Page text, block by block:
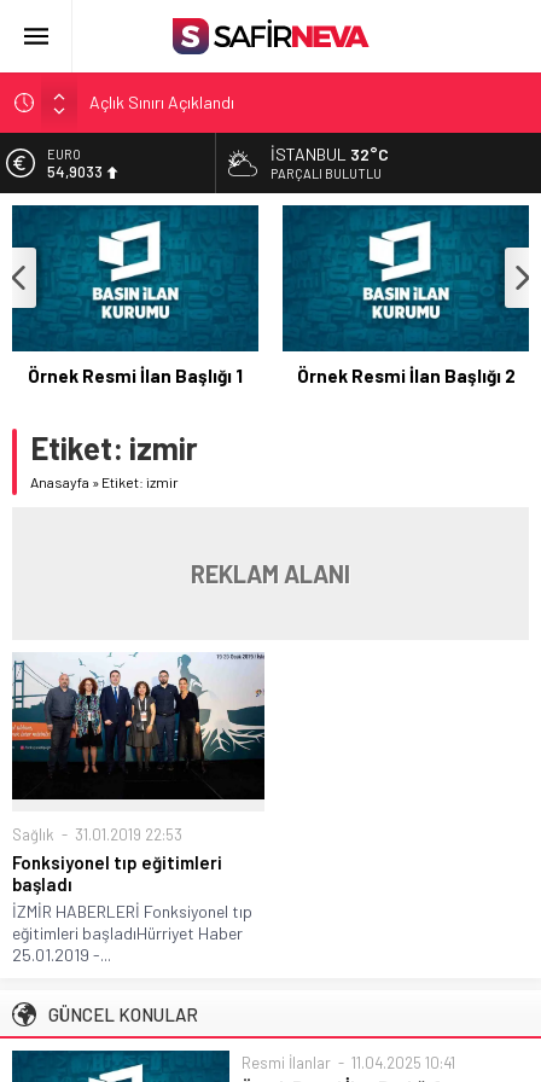
Açlık Sınırı Açıklandı
Öğretmenlere Kötü Haber
FETÖ’nün kritik ismi tutuklandı
Son dakika… İstanbul’da trafik felç
Yunanistan Başbakanı Çipras Türkiye’ye gelecek
EURO
54,9033
ALTIN
6.230,45
BİST
13.687,93
DOLAR
47,5724
İSTANBUL 32°C
PARÇALI BULUTLU
Örnek Resmi İlan Başlığı 1 Örnek Resmi İlan Başlığı 2
Etiket: izmir
Anasayfa » Etiket: izmir
REKLAM ALANI
Sağlık 31.01.2019 22:53
Fonksiyonel tıp eğitimleri
başladı
İZMİR HABERLERİ Fonksiyonel tıp
eğitimleri başladıHürriyet Haber
25.01.2019 -...
GÜNCEL KONULAR
Resmi İlanlar 11.04.2025 10:41